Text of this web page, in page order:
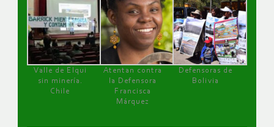
Valle de Elqui
sin minería.
Chile
Atentan contra
la Defensora
Francisca
Márquez
Defensoras de
Bolivia